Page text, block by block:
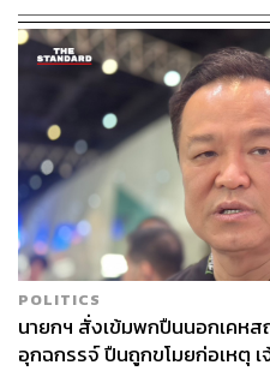
POLITICS
นายกฯ สั่งเข้มพกปืนนอกเคหส
อุกฉกรรจ์ ปืนถูกขโมยก่อเหตุ